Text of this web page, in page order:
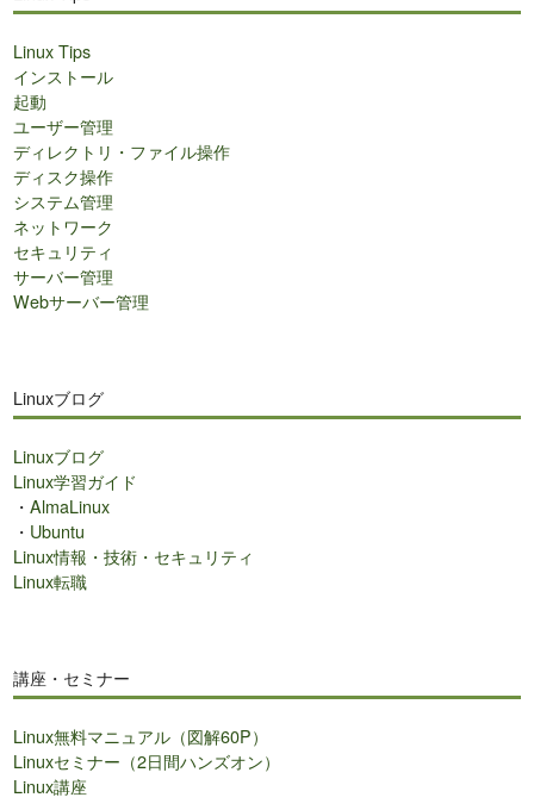
Linux Tips
インストール
起動
ユーザー管理
ディレクトリ・ファイル操作
ディスク操作
システム管理
ネットワーク
セキュリティ
サーバー管理
Webサーバー管理
Linuxブログ
Linuxブログ
Linux学習ガイド
・AlmaLinux
・ Ubuntu
Linux情報・技術・セキュリティ
Linux転職
講座・セミナー
Linux無料マニュアル（図解60P）
Linuxセミナー（2日間ハンズオン）
Linux講座